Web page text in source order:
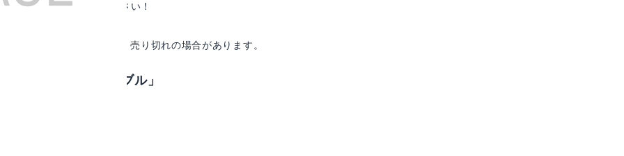
しの参考にしてみてください！
成しています。価格変更、売り切れの場合があります。
「アルミテーブル」